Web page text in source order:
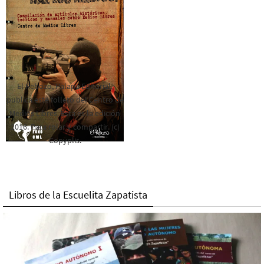
El Rebozo, Palapa Editorial,
publica este folleto del Centro de
Medios Libres. Esta es la edición
2016. Para rolar y compartir. (c)
Copyplis.
Libros de la Escuelita Zapatista